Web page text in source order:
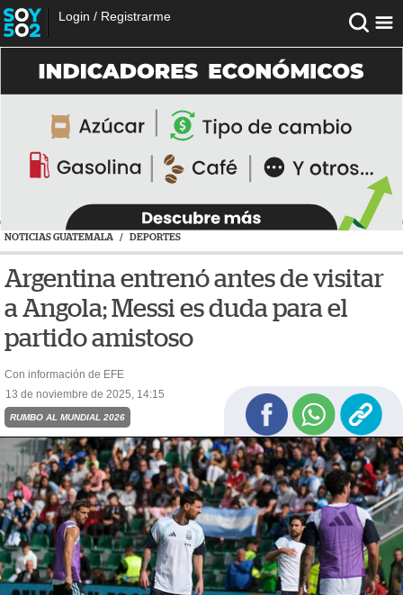
Login / Registrarme
NOTICIAS GUATEMALA / DEPORTES
Argentina entrenó antes de visitar
a Angola; Messi es duda para el
partido amistoso
Con información de EFE
13 de noviembre de 2025, 14:15
RUMBO AL MUNDIAL 2026